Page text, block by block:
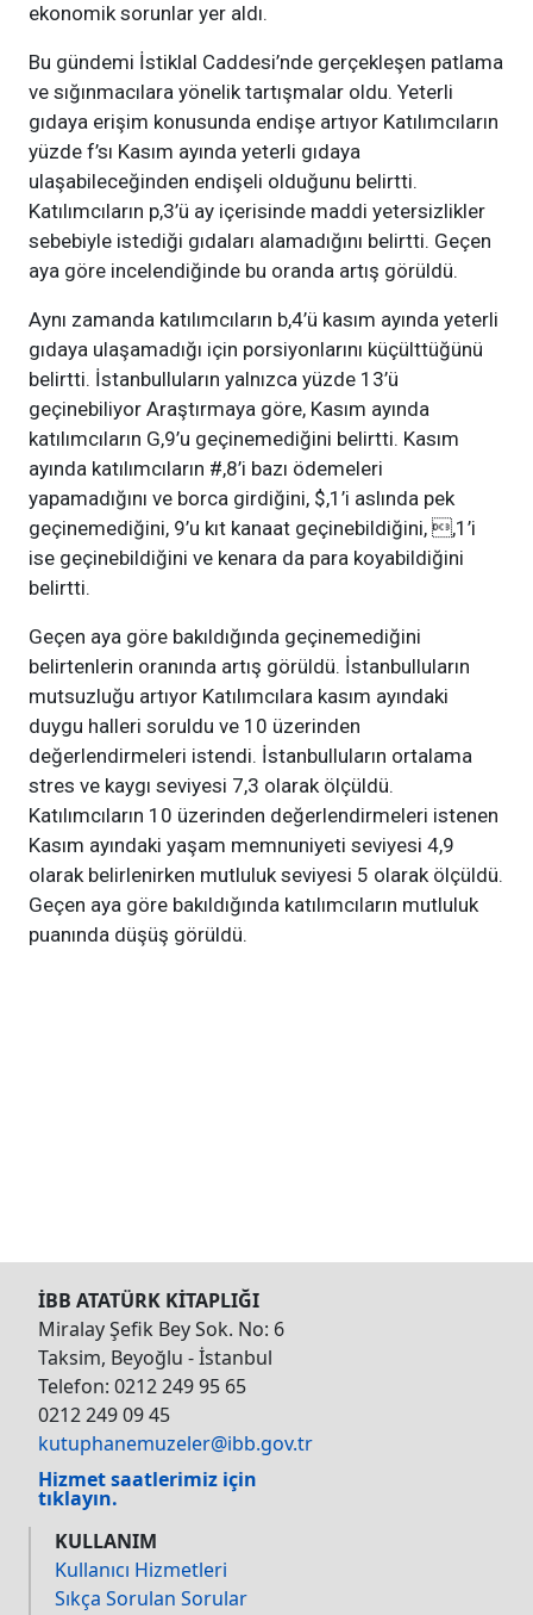
ekonomik sorunlar yer aldı.
Bu gündemi İstiklal Caddesi’nde gerçekleşen patlama
ve sığınmacılara yönelik tartışmalar oldu. Yeterli
gıdaya erişim konusunda endişe artıyor Katılımcıların
yüzde f’sı Kasım ayında yeterli gıdaya
ulaşabileceğinden endişeli olduğunu belirtti.
Katılımcıların p,3’ü ay içerisinde maddi yetersizlikler
sebebiyle istediği gıdaları alamadığını belirtti. Geçen
aya göre incelendiğinde bu oranda artış görüldü.
Aynı zamanda katılımcıların b,4’ü kasım ayında yeterli
gıdaya ulaşamadığı için porsiyonlarını küçülttüğünü
belirtti. İstanbulluların yalnızca yüzde 13’ü
geçinebiliyor Araştırmaya göre, Kasım ayında
katılımcıların G,9’u geçinemediğini belirtti. Kasım
ayında katılımcıların #,8’i bazı ödemeleri
yapamadığını ve borca girdiğini, $,1’i aslında pek
geçinemediğini, 9’u kıt kanaat geçinebildiğini, ,1’i
ise geçinebildiğini ve kenara da para koyabildiğini
belirtti.
Geçen aya göre bakıldığında geçinemediğini
belirtenlerin oranında artış görüldü. İstanbulluların
mutsuzluğu artıyor Katılımcılara kasım ayındaki
duygu halleri soruldu ve 10 üzerinden
değerlendirmeleri istendi. İstanbulluların ortalama
stres ve kaygı seviyesi 7,3 olarak ölçüldü.
Katılımcıların 10 üzerinden değerlendirmeleri istenen
Kasım ayındaki yaşam memnuniyeti seviyesi 4,9
olarak belirlenirken mutluluk seviyesi 5 olarak ölçüldü.
Geçen aya göre bakıldığında katılımcıların mutluluk
puanında düşüş görüldü.
İBB ATATÜRK KİTAPLIĞI
Miralay Şefik Bey Sok. No: 6
Taksim, Beyoğlu - İstanbul
Telefon: 0212 249 95 65
0212 249 09 45
kutuphanemuzeler@ibb.gov.tr
Hizmet saatlerimiz için
tıklayın.
KULLANIM
Kullanıcı Hizmetleri
Sıkça Sorulan Sorular